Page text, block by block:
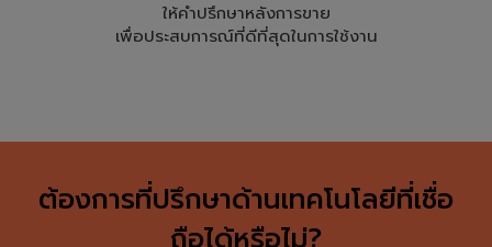
ให้คำปรึกษาหลังการขาย
เพื่อประสบการณ์ที่ดีที่สุดในการใช้งาน
ต้องการที่ปรึกษาด้านเทคโนโลยีที่เชื่อ